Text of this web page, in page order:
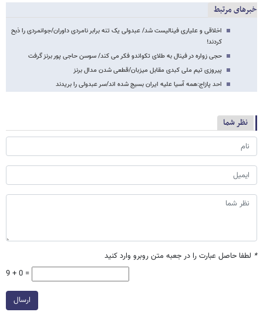
خبرهای مرتبط
اخلاقی و علیاری فینالیست شد/ عبدولی یک تنه برابر نامردی داوران/جوانمردی را ذبح
کردند!
حجی زواره در فینال به طلای تکواندو فکر می کند/ سوسن حاجی پور برنز گرفت
پیروزی تیم ملی کبدی مقابل میزبان/قطعی شدن مدال برنز
احد پازاج:همه آسیا علیه ایران بسیج شده اند/سر عبدولی را بریدند
نظر شما
* لطفا حاصل عبارت را در جعبه متن روبرو وارد کنید
9 + 0 =
ارسال